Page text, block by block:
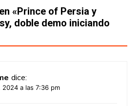
«Prince of Persia y
doble demo iniciando
dice:
2024 a las 7:36 pm